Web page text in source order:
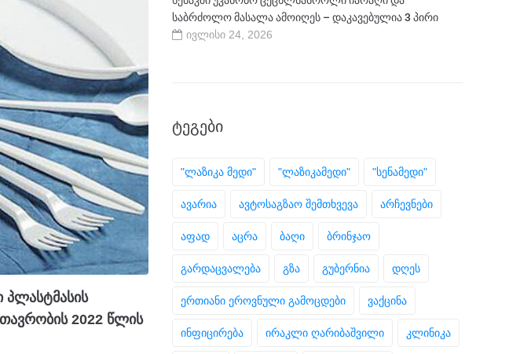
პლასტმასის
2022 წლის
საბრძოლო მასალა ამოიღეს – დაკავებულია 3 პირი
ივლისი 24, 2026
ᲢᲔᲒᲔᲑᲘ
"ლაზიკა მედი" "ლაზიკამედი" "სენამედი"
ავარია ავტოსაგზაო შემთხვევა არჩევნები
აფად აცრა ბაღი ბრინჯაო
გარდაცვალება გზა გუბერნია დღეს
ერთიანი ეროვნული გამოცდები ვაქცინა
ინფიცირება ირაკლი ღარიბაშვილი კლინიკა